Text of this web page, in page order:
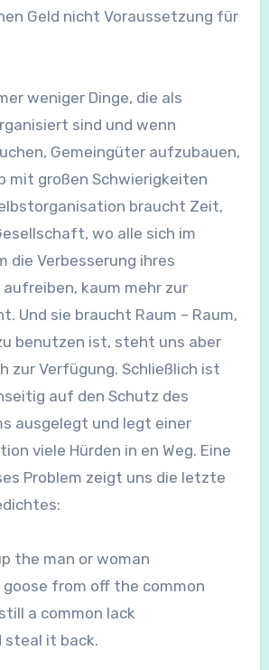
Geld nicht Voraussetzung für
weniger Dinge, die als
sind und wenn
Gemeingüter aufzubauen,
mit großen Schwierigkeiten
braucht Zeit,
wo alle sich im
die Verbesserung ihres
kaum mehr zur
Und sie braucht Raum – Raum,
benutzen ist, steht uns aber
zur Verfügung. Schließlich ist
auf den Schutz des
ausgelegt und legt einer
viele Hürden in en Weg. Eine
Problem zeigt uns die letzte
the man or woman
from off the common
a common lack
steal it back.